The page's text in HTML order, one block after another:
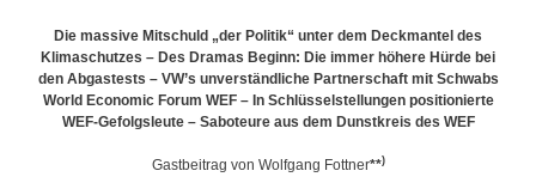
Die massive Mitschuld „der Politik“ unter dem Deckmantel des
Klimaschutzes – Des Dramas Beginn: Die immer höhere Hürde bei
den Abgastests – VW’s unverständliche Partnerschaft mit Schwabs
World Economic Forum WEF – In Schlüsselstellungen positionierte
WEF-Gefolgsleute – Saboteure aus dem Dunstkreis des WEF
Gastbeitrag von Wolfgang Fottner**)